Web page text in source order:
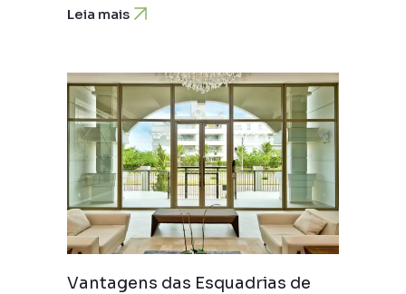
Leia mais
Vantagens das Esquadrias de